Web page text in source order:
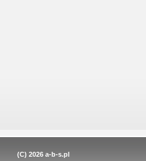
(C) 2026 a-b-s.pl